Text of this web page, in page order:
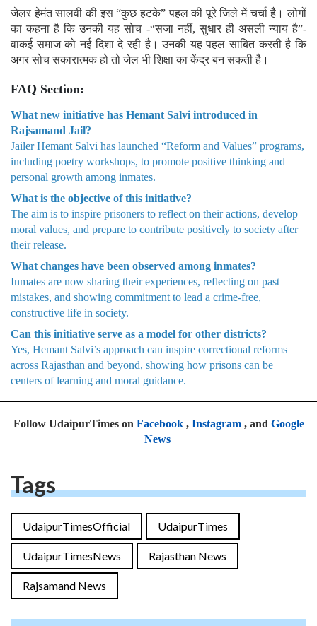
जेलर हेमंत सालवी की इस “कुछ हटके” पहल की पूरे जिले में चर्चा है। लोगों
का कहना है कि उनकी यह सोच -“सजा नहीं, सुधार ही असली न्याय है”-
वाकई समाज को नई दिशा दे रही है। उनकी यह पहल साबित करती है कि
अगर सोच सकारात्मक हो तो जेल भी शिक्षा का केंद्र बन सकती है।
FAQ Section:
What new initiative has Hemant Salvi introduced in
Rajsamand Jail?
Jailer Hemant Salvi has launched “Reform and Values” programs,
including poetry workshops, to promote positive thinking and
personal growth among inmates.
What is the objective of this initiative?
The aim is to inspire prisoners to reflect on their actions, develop
moral values, and prepare to contribute positively to society after
their release.
What changes have been observed among inmates?
Inmates are now sharing their experiences, reflecting on past
mistakes, and showing commitment to lead a crime-free,
constructive life in society.
Can this initiative serve as a model for other districts?
Yes, Hemant Salvi’s approach can inspire correctional reforms
across Rajasthan and beyond, showing how prisons can be
centers of learning and moral guidance.
Follow UdaipurTimes on Facebook, Instagram, and Google
News
Tags
UdaipurTimesOfficial UdaipurTimes
UdaipurTimesNews Rajasthan News
Rajsamand News